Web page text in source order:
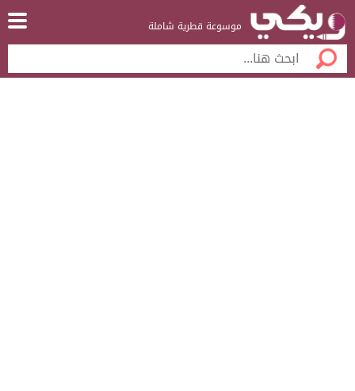
موسوعة قطرية شاملة